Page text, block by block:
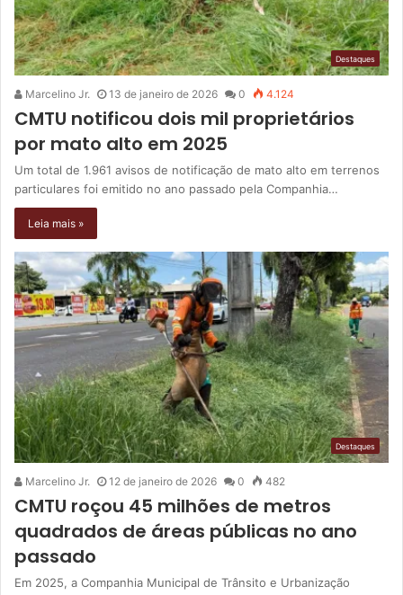
Destaques
Marcelino Jr. 13 de janeiro de 2026 0 4.124
CMTU notificou dois mil proprietários
por mato alto em 2025
Um total de 1.961 avisos de notificação de mato alto em terrenos
particulares foi emitido no ano passado pela Companhia…
Leia mais »
Destaques
Marcelino Jr. 12 de janeiro de 2026 0 482
CMTU roçou 45 milhões de metros
quadrados de áreas públicas no ano
passado
Em 2025, a Companhia Municipal de Trânsito e Urbanização